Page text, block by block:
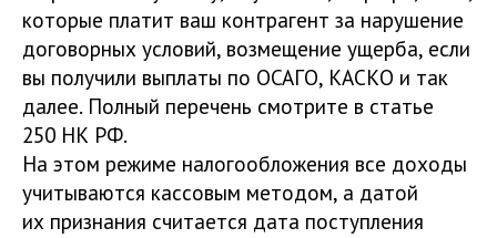
которые платит ваш контрагент за нарушение
договорных условий, возмещение ущерба, если
вы получили выплаты по ОСАГО, КАСКО и так
далее. Полный перечень смотрите в статье
250 НК РФ.
На этом режиме налогообложения все доходы
учитываются кассовым методом, а датой
их признания считается дата поступления